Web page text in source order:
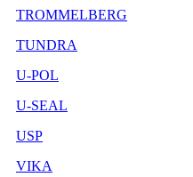
TROMMELBERG
TUNDRA
U-POL
U-SEAL
USP
VIKA